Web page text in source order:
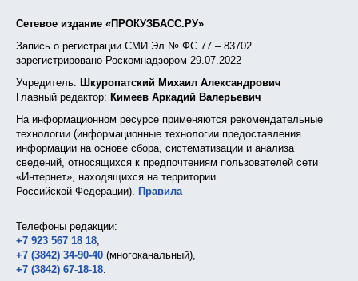
Сетевое издание «ПРОКУЗБАСС.РУ»
Запись о регистрации СМИ Эл № ФС 77 – 83702
зарегистрировано Роскомнадзором 29.07.2022
Учредитель: Шкуропатский Михаил Александрович
Главный редактор: Кимеев Аркадий Валерьевич
На информационном ресурсе применяются рекомендательные
технологии (информационные технологии предоставления
информации на основе сбора, систематизации и анализа
сведений, относящихся к предпочтениям пользователей сети
«Интернет», находящихся на территории
Российской Федерации).
Правила
Телефоны редакции:
+7 923 567 18 18
+7 (3842) 34-90-40 (многоканальный),
+7 (3842) 67-18-18